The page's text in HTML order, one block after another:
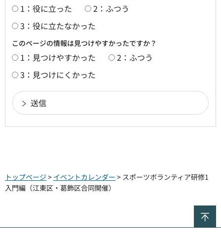
1：役に立った
2：ふつう
3：役に立たなかった
このページの情報は見つけやすかったですか？
1：見つけやすかった
2：ふつう
3：見つけにくかった
トップページ > イベントカレンダー > スポーツボランティア研修1
入門編（江東区・葛飾区合同開催）